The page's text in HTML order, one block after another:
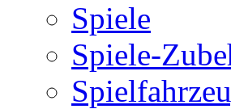
Spiele
Spiele-